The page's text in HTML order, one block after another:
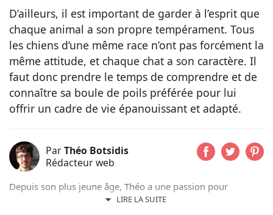
D’ailleurs, il est important de garder à l’esprit que
chaque animal a son propre tempérament. Tous
les chiens d’une même race n’ont pas forcément la
même attitude, et chaque chat a son caractère. Il
faut donc prendre le temps de comprendre et de
connaître sa boule de poils préférée pour lui
offrir un cadre de vie épanouissant et adapté.
ParThéo Botsidis
Rédacteur web
LIRE LA SUITE
Depuis son plus jeune âge, Théo a une passion pour
l’écriture. Aujourd’hui rédacteur web, il prend plaisir à